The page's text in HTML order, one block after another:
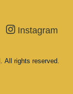
Instagram
. All rights reserved.